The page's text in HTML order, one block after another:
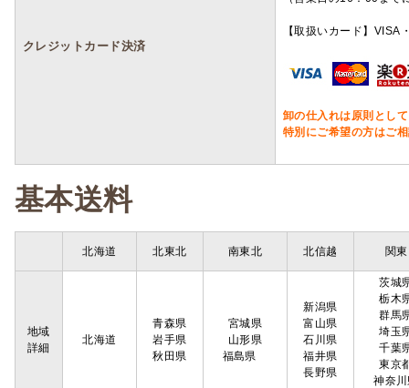
クレジットカード決済
【取扱いカード】
卸の仕入れは原則とし
特別にご希望の方はご
基本送料
北海道 北東北 南東北 北信越 関東
地域
詳細
北海道
青森県
岩手県
秋田県
宮城県
山形県
福島県
新潟県
富山県
石川県
福井県
長野県
茨城
栃木
群馬
埼玉
千葉
東京
神奈